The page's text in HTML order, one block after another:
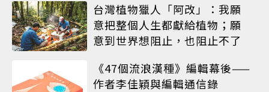
台灣植物獵人「阿改」：我願
意把整個人生都獻給植物；願
意到世界想阻止，也阻止不了
《47個流浪漢種》編輯幕後——
作者李佳穎與編輯通信錄